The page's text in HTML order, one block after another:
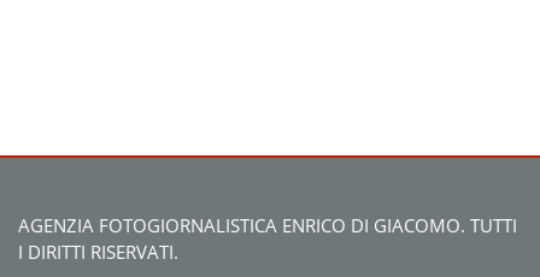
AGENZIA FOTOGIORNALISTICA ENRICO DI GIACOMO. TUTTI
I DIRITTI RISERVATI.